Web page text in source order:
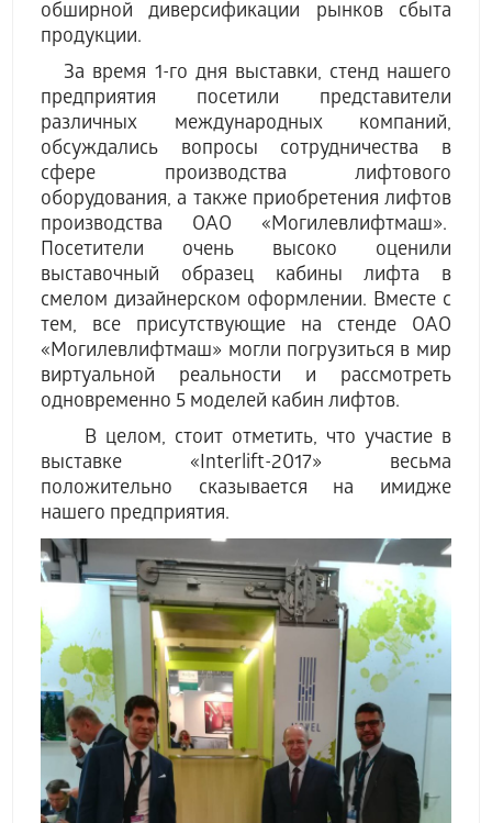
обширной диверсификации рынков сбыта
продукции.
За время 1-го дня выставки, стенд нашего
предприятия посетили представители
различных международных компаний,
обсуждались вопросы сотрудничества в
сфере производства лифтового
оборудования, а также приобретения лифтов
производства ОАО «Могилевлифтмаш».
Посетители очень высоко оценили
выставочный образец кабины лифта в
смелом дизайнерском оформлении. Вместе с
тем, все присутствующие на стенде ОАО
«Могилевлифтмаш» могли погрузиться в мир
виртуальной реальности и рассмотреть
одновременно 5 моделей кабин лифтов.
В целом, стоит отметить, что участие в
выставке «Interlift-2017» весьма
положительно сказывается на имидже
нашего предприятия.